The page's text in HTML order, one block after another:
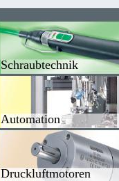
Schraubtechnik
Automation
Druckluftmotoren